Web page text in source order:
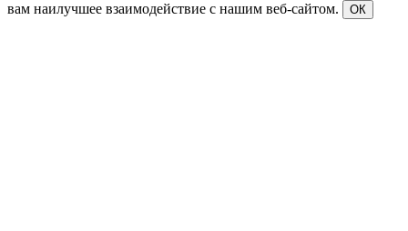
вам наилучшее взаимодействие с нашим веб-сайтом.
ОК